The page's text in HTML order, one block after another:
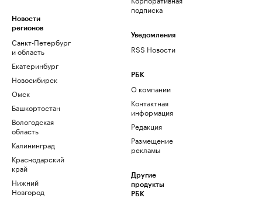
Новости
регионов
Санкт-Петербург
и область
Екатеринбург
Новосибирск
Омск
Башкортостан
Вологодская
область
Калининград
Краснодарский
край
Нижний
Новгород
подписка
Уведомления
RSS Новости
РБК
О компании
Контактная
информация
Редакция
Размещение
рекламы
Другие
продукты
РБК